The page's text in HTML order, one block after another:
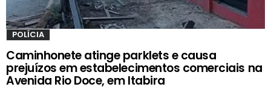
POLÍCIA
Caminhonete atinge parklets e causa
prejuízos em estabelecimentos comerciais na
Avenida Rio Doce, em Itabira